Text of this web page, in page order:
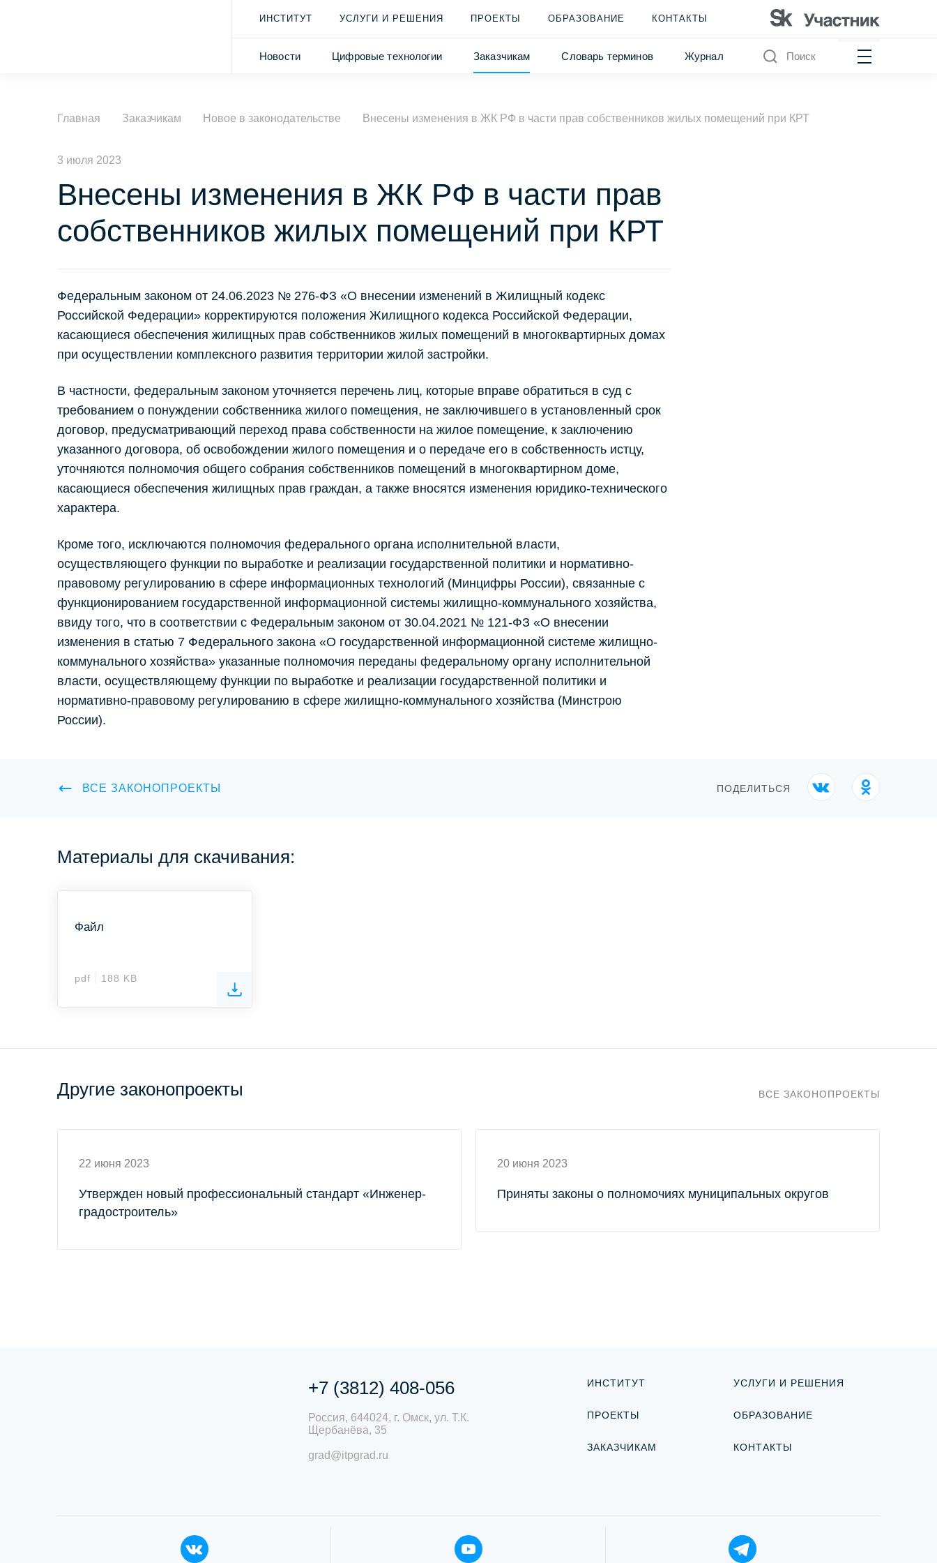
ИНСТИТУТ УСЛУГИ И РЕШЕНИЯ ПРОЕКТЫ ОБРАЗОВАНИЕ КОНТАКТЫ
Новости Цифровые технологии Заказчикам Словарь терминов Журнал Поиск
Главная Заказчикам Новое в законодательстве Внесены изменения в ЖК РФ в части прав собственников жилых помещений при КРТ
3 июля 2023
Внесены изменения в ЖК РФ в части прав
собственников жилых помещений при КРТ
Федеральным законом от 24.06.2023 № 276-ФЗ «О внесении изменений в Жилищный кодекс
Российской Федерации» корректируются положения Жилищного кодекса Российской Федерации,
касающиеся обеспечения жилищных прав собственников жилых помещений в многоквартирных домах
при осуществлении комплексного развития территории жилой застройки.
В частности, федеральным законом уточняется перечень лиц, которые вправе обратиться в суд с
требованием о понуждении собственника жилого помещения, не заключившего в установленный срок
договор, предусматривающий переход права собственности на жилое помещение, к заключению
указанного договора, об освобождении жилого помещения и о передаче его в собственность истцу,
уточняются полномочия общего собрания собственников помещений в многоквартирном доме,
касающиеся обеспечения жилищных прав граждан, а также вносятся изменения юридико-технического
характера.
Кроме того, исключаются полномочия федерального органа исполнительной власти,
осуществляющего функции по выработке и реализации государственной политики и нормативно-
правовому регулированию в сфере информационных технологий (Минцифры России), связанные с
функционированием государственной информационной системы жилищно-коммунального хозяйства,
ввиду того, что в соответствии с Федеральным законом от 30.04.2021 № 121-ФЗ «О внесении
изменения в статью 7 Федерального закона «О государственной информационной системе жилищно-
коммунального хозяйства» указанные полномочия переданы федеральному органу исполнительной
власти, осуществляющему функции по выработке и реализации государственной политики и
нормативно-правовому регулированию в сфере жилищно-коммунального хозяйства (Минстрою
России).
ВСЕ ЗАКОНОПРОЕКТЫ ПОДЕЛИТЬСЯ
Материалы для скачивания:
Файл
pdf 188 KB
Другие законопроекты ВСЕ ЗАКОНОПРОЕКТЫ
22 июня 2023
Утвержден новый профессиональный стандарт «Инженер-
градостроитель»
20 июня 2023
Приняты законы о полномочиях муниципальных округов
+7 (3812) 408-056
Россия, 644024, г. Омск, ул. Т.К.
Щербанёва, 35
grad@itpgrad.ru
ИНСТИТУТ
ПРОЕКТЫ
ЗАКАЗЧИКАМ
УСЛУГИ И РЕШЕНИЯ
ОБРАЗОВАНИЕ
КОНТАКТЫ